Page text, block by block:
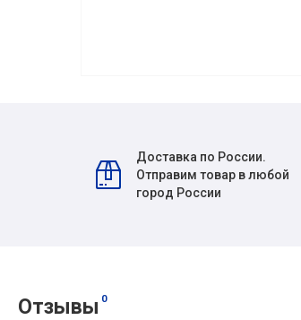
Доставка по России.
Отправим товар в любой
город России
Отзывы 0